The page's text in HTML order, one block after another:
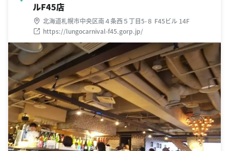
ルF45店
北海道札幌市中央区南４条西５丁目5-８ F45ビル 14F
https://lungocarnival-f45.gorp.jp/